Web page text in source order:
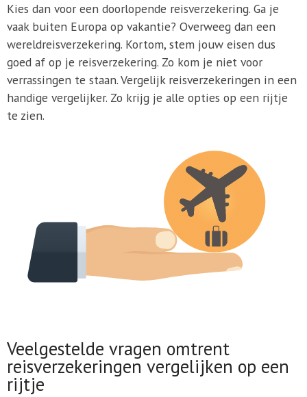
Kies dan voor een doorlopende reisverzekering. Ga je
vaak buiten Europa op vakantie? Overweeg dan een
wereldreisverzekering. Kortom, stem jouw eisen dus
goed af op je reisverzekering. Zo kom je niet voor
verrassingen te staan. Vergelijk reisverzekeringen in een
handige vergelijker. Zo krijg je alle opties op een rijtje
te zien.
Veelgestelde vragen omtrent
reisverzekeringen vergelijken op een
rijtje